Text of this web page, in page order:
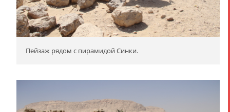
Пейзаж рядом с пирамидой Синки.